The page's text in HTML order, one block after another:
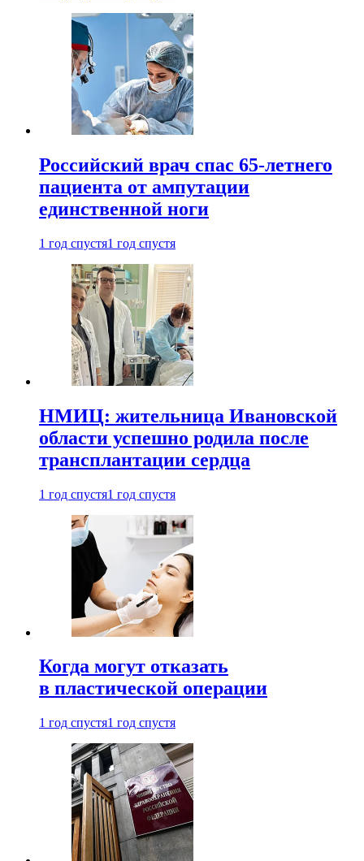
Российский врач спас 65-летнего
пациента от ампутации
единственной ноги
1 год спустя1 год спустя
НМИЦ: жительница Ивановской
области успешно родила после
трансплантации сердца
1 год спустя1 год спустя
Когда могут отказать
в пластической операции
1 год спустя1 год спустя